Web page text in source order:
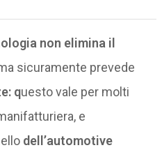
non elimina il
sicuramente prevede
questo vale per molti
e
dell’automotive